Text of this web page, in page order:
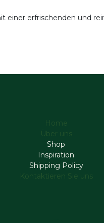
einer erfrischenden und
Home
Über uns
Shop
Inspiration
Shipping Policy
Kontaktieren Sie uns